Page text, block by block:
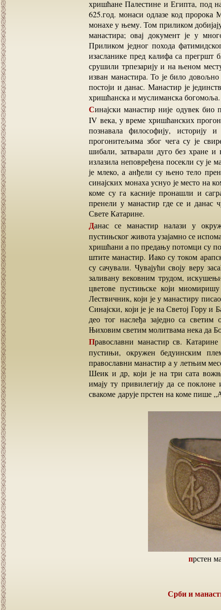
хришћане Палестине и Египта, под
625.год. монаси одлазе код
монахе у њему. Том приликом
манастира; овај документ је у
Приликом једног похода
изасланике пред калифа са прегршт
срушили трпезарију и на њеном
изван манастира. То је било
постоји и данас. Манастир је
хришћанска и муслиманска богомоља.
Синајски манастир није одувек био посвећен Св. Катарини. Ова Светитељка је почетком
IV века, у време хришћанских
познавала философију, историју
прогонитељима због чега су је
шибали, затварали дуго без хране
излазила неповређена посекли су је
је млеко, а анђели су њено тело
синајских монаха уснуо је место на
коме су га касније пронашли и
пренели у манастир где се и данас
Свете Катарине.
Данас се манастир налази у окружењу бедуинских племена са којима дели недаће
пустињског живота узајамно се
хришћани а по предању потомци су
штите манастир. Иако су током
су сачували. Чувајући своју веру
заливану вековним трудом,
цветове пустињске који
Лествичник, који је у манастиру
Синајски, који је је на Светој Гору и
део тог наслеђа заједно са
Њиховим светим молитвама нека да
Православни манастир св. Катарине се и данас налази на југу Синајског полуострва, у
пустињи, окружен бедуинским
православни манастир а у летњим
Шеик и др, који је на три сата
имају ту привилегију да се
свакоме дарује прстен на коме пише
прстен
Срби и